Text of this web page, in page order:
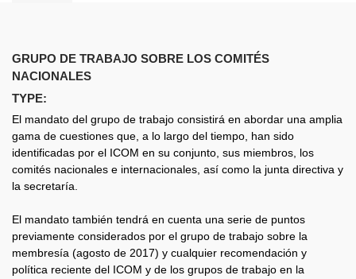
GRUPO DE TRABAJO SOBRE LOS COMITÉS
NACIONALES
TYPE:
El mandato del grupo de trabajo consistirá en abordar una amplia
gama de cuestiones que, a lo largo del tiempo, han sido
identificadas por el ICOM en su conjunto, sus miembros, los
comités nacionales e internacionales, así como la junta directiva y
la secretaría.
El mandato también tendrá en cuenta una serie de puntos
previamente considerados por el grupo de trabajo sobre la
membresía (agosto de 2017) y cualquier recomendación y
política reciente del ICOM y de los grupos de trabajo en la